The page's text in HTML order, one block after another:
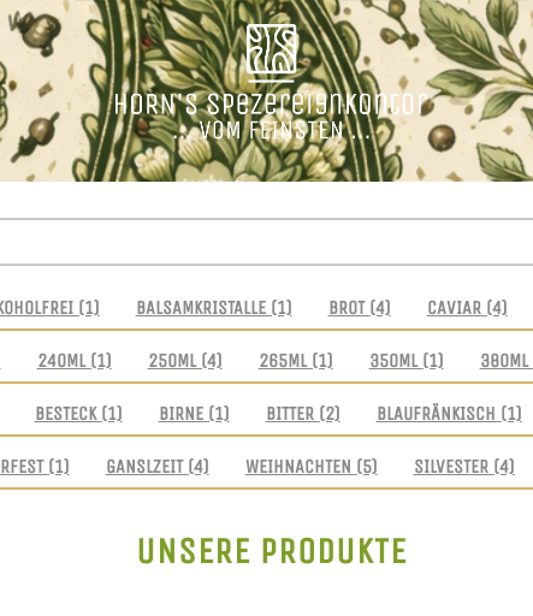
(1) BALSAMKRISTALLE (1) BROT (4) CAVIAR (4)
240ML (1) 250ML (4) 265ML (1) 350ML (1) 380ML
BESTECK (1) BIRNE (1) BITTER (2) BLAUFRÄNKISCH (1)
(1) GANSLZEIT (4) WEIHNACHTEN (5) SILVESTER (4)
UNSERE PRODUKTE